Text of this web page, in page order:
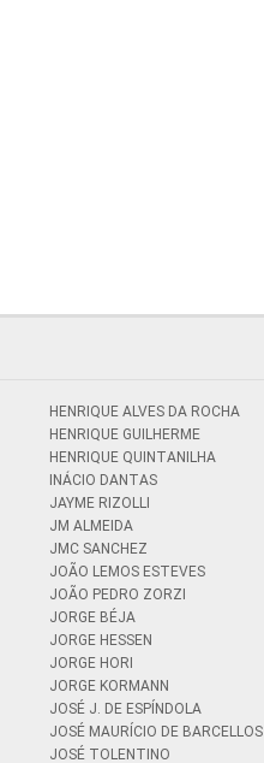
HENRIQUE ALVES DA ROCHA
HENRIQUE GUILHERME
HENRIQUE QUINTANILHA
INÁCIO DANTAS
JAYME RIZOLLI
JM ALMEIDA
JMC SANCHEZ
JOÃO LEMOS ESTEVES
JOÃO PEDRO ZORZI
JORGE BÉJA
JORGE HESSEN
JORGE HORI
JORGE KORMANN
JOSÉ J. DE ESPÍNDOLA
JOSÉ MAURÍCIO DE BARCELLOS
JOSÉ TOLENTINO